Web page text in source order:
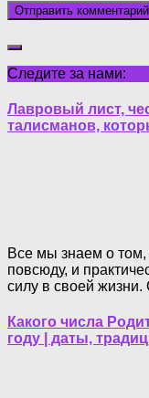
Следите за нами:
Лавровый лист,
талисманов,
Все мы знаем о
повсюду, и
силу в своей
Какого числа
году | даты,